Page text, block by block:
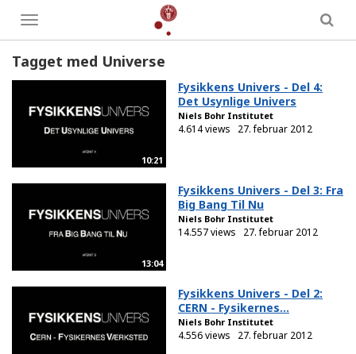
Toggle
menu
Tagget med Universe
10:21
Fysikkens Univers - Del 4:
Det Usynlige Univers
Niels Bohr Institutet
4.614 views 27. februar 2012
13:04
Fysikkens Univers - Del 3: Fra
Big Bang Til Nu
Niels Bohr Institutet
14.557 views 27. februar 2012
Fysikkens Univers - Del 2:
CERN - Fysikernes...
Niels Bohr Institutet
4.556 views 27. februar 2012